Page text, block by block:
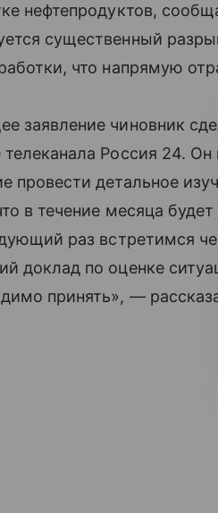
нефтепродуктов,
существенный
что напрямую
заявление чиновник
Россия 24. Он
провести детальное
в течение месяца
раз встретимся
доклад по оценке
принять», —